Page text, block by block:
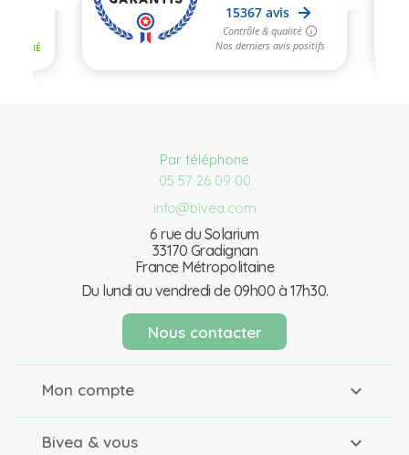
Par téléphone
05 57 26 09 00
info@bivea.com
6 rue du Solarium
33170 Gradignan
France Métropolitaine
Du lundi au vendredi de 09h00 à 17h30.
Nous contacter
Mon compte
Bivea & vous